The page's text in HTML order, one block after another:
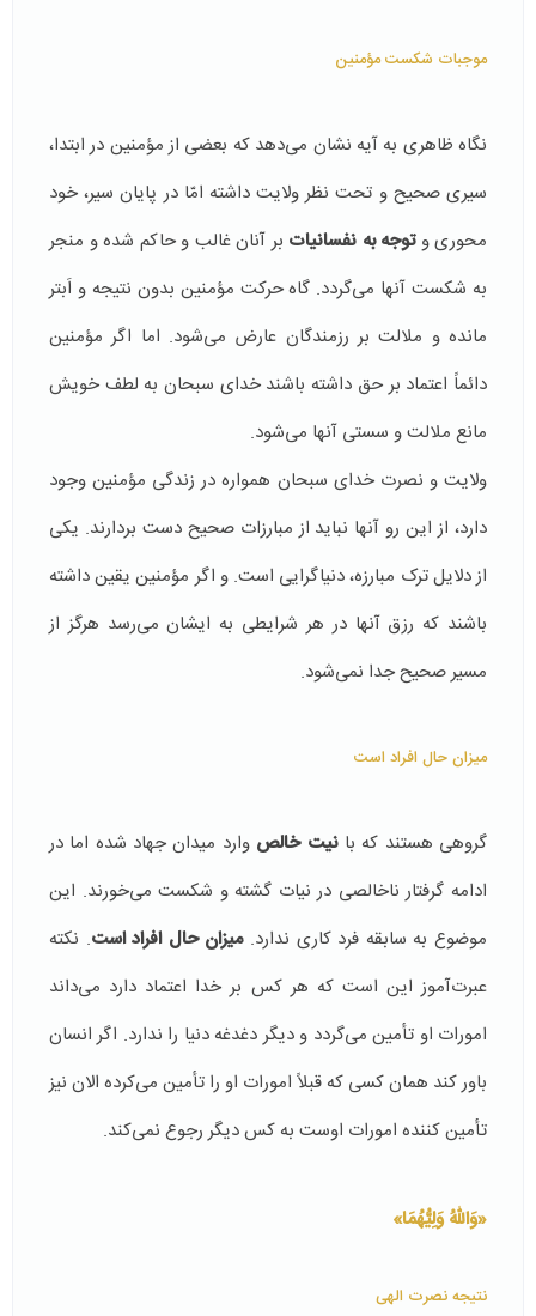
موجبات شکست مؤمنین
نگاه ظاهری به آیه نشان می‌دهد که بعضی از مؤمنین در ابتدا،
سیری صحیح و تحت نظر ولایت داشته امّا در پایان سیر، خود
محوری وتوجه به نفسانیات بر آنان غالب و حاکم شده و منجر
به شکست آنها می‌گردد. گاه حرکت مؤمنین بدون نتیجه و اَبتر
مانده و ملالت بر رزمندگان عارض می‌شود. اما اگر مؤمنین
دائماً اعتماد بر حق داشته باشند خدای سبحان به لطف خویش
مانع ملالت و سستی آنها می‌شود.
ولایت و نصرت خدای سبحان همواره در زندگی مؤمنین وجود
دارد، از این رو آنها نباید از مبارزات صحیح دست بردارند. یکی
از دلایل ترک مبارزه، دنیا‌گرایی است. و اگر مؤمنین یقین داشته
باشند که رزق آنها در هر شرایطی به ایشان می‌رسد هرگز از
مسیر صحیح جدا نمی‌شود.
میزان حال افراد است
گروهی هستند که بانیت خالص وارد میدان جهاد شده اما در
ادامه گرفتار ناخالصی در نیات گشته و شکست می‌خورند. این
موضوع به سابقه فرد کاری ندارد.ميزان حال افراد است. نکته
عبرت‌آموز این است که هر کس بر خدا اعتماد دارد می‌داند
امورات او تأمین می‌گردد و دیگر دغدغه دنیا را ندارد. اگر انسان
باور کند همان کسی که قبلاً امورات او را تأمین می‌کرده الان نیز
تأمین ‌کننده امورات اوست به کس دیگر رجوع نمی‌کند.
«وَاللّهُ وَلِيُّهُمَا»
نتیجه نصرت الهی